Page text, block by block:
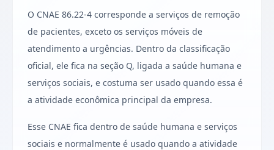
O CNAE 86.22-4 corresponde a serviços de remoção
de pacientes, exceto os serviços móveis de
atendimento a urgências. Dentro da classificação
oficial, ele fica na seção Q, ligada a saúde humana e
serviços sociais, e costuma ser usado quando essa é
a atividade econômica principal da empresa.
Esse CNAE fica dentro de saúde humana e serviços
sociais e normalmente é usado quando a atividade